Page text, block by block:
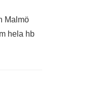
Malmö
hela hb